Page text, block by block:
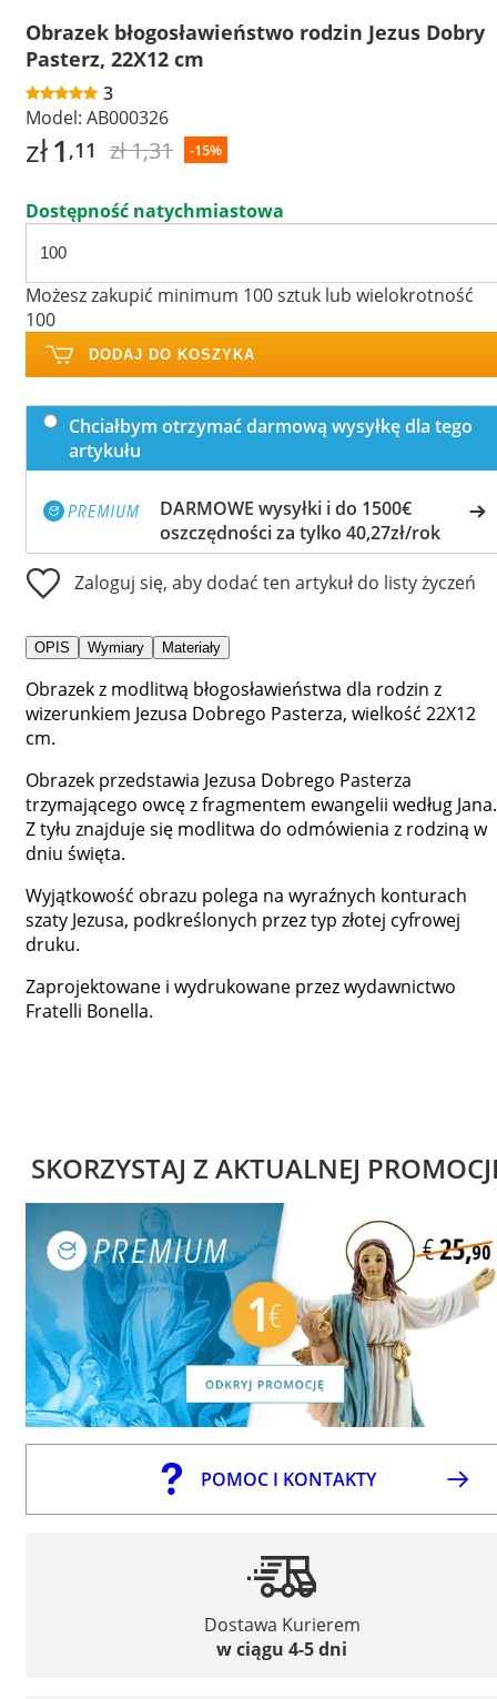
Obrazek błogosławieństwo rodzin Jezus Dobry
Pasterz, 22X12 cm
3
Model: AB000326
zł1 ,11 zł 1,31 -15%
Dostępność natychmiastowa
Możesz zakupić minimum 100 sztuk lub wielokrotność
100
DODAJ DO KOSZYKA
Chciałbym otrzymać darmową wysyłkę dla tego
artykułu
DARMOWE wysyłki i do 1500€
oszczędności za tylko 40,27zł/rok
Zaloguj się, aby dodać ten artykuł do listy życzeń
OPIS Wymiary Materiały
Obrazek z modlitwą błogosławieństwa dla rodzin z
wizerunkiem Jezusa Dobrego Pasterza, wielkość 22X12
cm.
Obrazek przedstawia Jezusa Dobrego Pasterza
trzymającego owcę z fragmentem ewangelii według Jana.
Z tyłu znajduje się modlitwa do odmówienia z rodziną w
dniu święta.
Wyjątkowość obrazu polega na wyraźnych konturach
szaty Jezusa, podkreślonych przez typ złotej cyfrowej
druku.
Zaprojektowane i wydrukowane przez wydawnictwo
Fratelli Bonella.
SKORZYSTAJ Z AKTUALNEJ
POMOC I KONTAKTY
Dostawa Kurierem
w ciągu 4-5 dni